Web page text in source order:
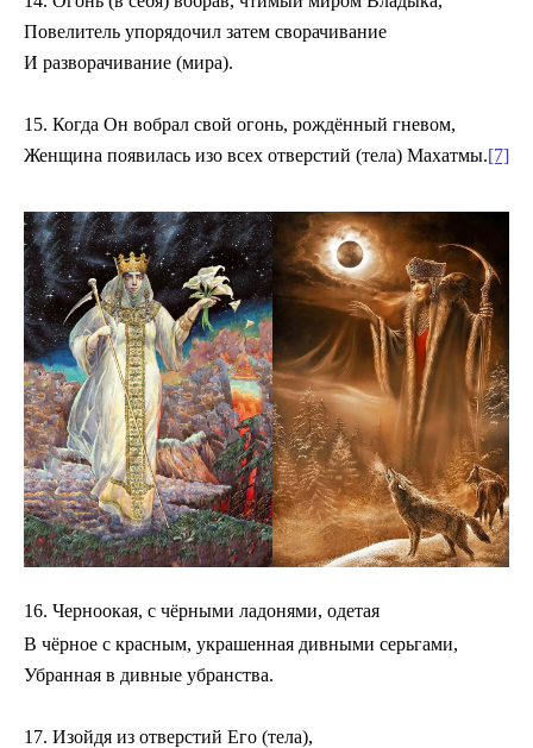
Повелитель упорядочил затем сворачивание
И разворачивание (мира).
15. Когда Он вобрал свой огонь, рождённый гневом,
Женщина появилась изо всех отверстий (тела) Махатмы.[7]
16. Черноокая, с чёрными ладонями, одетая
В чёрное с красным, украшенная дивными серьгами,
Убранная в дивные убранства.
17. Изойдя из отверстий Его (тела),